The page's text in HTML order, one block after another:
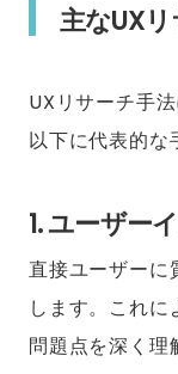
主なUX
UXリサーチ手
以下に代表的な
1. ユーザー
直接ユーザーに
します。これ
問題点を深く理